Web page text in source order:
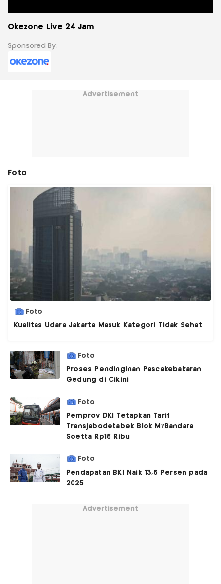
Okezone Live 24 Jam
Sponsored By:
Advertisement
Foto
Foto
Kualitas Udara Jakarta Masuk Kategori Tidak Sehat
Foto
Proses Pendinginan Pascakebakaran
Gedung di Cikini
Foto
Pemprov DKI Tetapkan Tarif
Transjabodetabek Blok M?Bandara
Soetta Rp15 Ribu
Foto
Pendapatan BKI Naik 13,6 Persen pada
2025
Advertisement